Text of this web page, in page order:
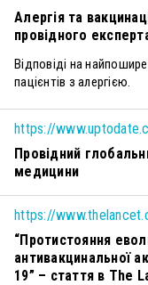
Алергія та
провідного
Відповіді на
пацієнтів з алергією.
https://
Провідний
медицини
“Протистояння
антивакцинальної
19” – стаття в The